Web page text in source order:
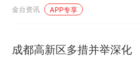
海豚”
金台资讯 APP专享
成都高新区多措并举深化